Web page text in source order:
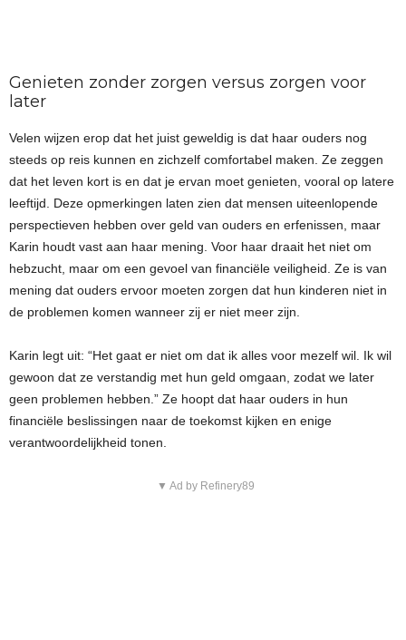
Genieten zonder zorgen versus zorgen voor
later
Velen wijzen erop dat het juist geweldig is dat haar ouders nog
steeds op reis kunnen en zichzelf comfortabel maken. Ze zeggen
dat het leven kort is en dat je ervan moet genieten, vooral op latere
leeftijd. Deze opmerkingen laten zien dat mensen uiteenlopende
perspectieven hebben over geld van ouders en erfenissen, maar
Karin houdt vast aan haar mening. Voor haar draait het niet om
hebzucht, maar om een gevoel van financiële veiligheid. Ze is van
mening dat ouders ervoor moeten zorgen dat hun kinderen niet in
de problemen komen wanneer zij er niet meer zijn.
Karin legt uit: “Het gaat er niet om dat ik alles voor mezelf wil. Ik wil
gewoon dat ze verstandig met hun geld omgaan, zodat we later
geen problemen hebben.” Ze hoopt dat haar ouders in hun
financiële beslissingen naar de toekomst kijken en enige
verantwoordelijkheid tonen.
▼ Ad by Refinery89